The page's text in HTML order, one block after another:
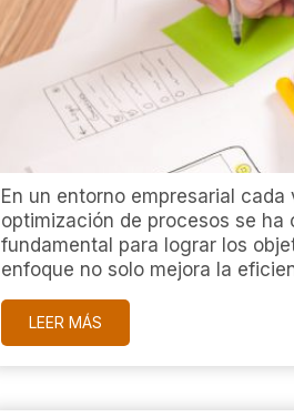
En un entorno empresarial
optimización de procesos se ha
fundamental para lograr los
enfoque no solo mejora la
LEER MÁS